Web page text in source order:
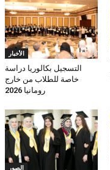
الأخبار
التسجيل بكالوريا دراسة
خاصة للطلاب من خارج
رومانيا 2026
الصور